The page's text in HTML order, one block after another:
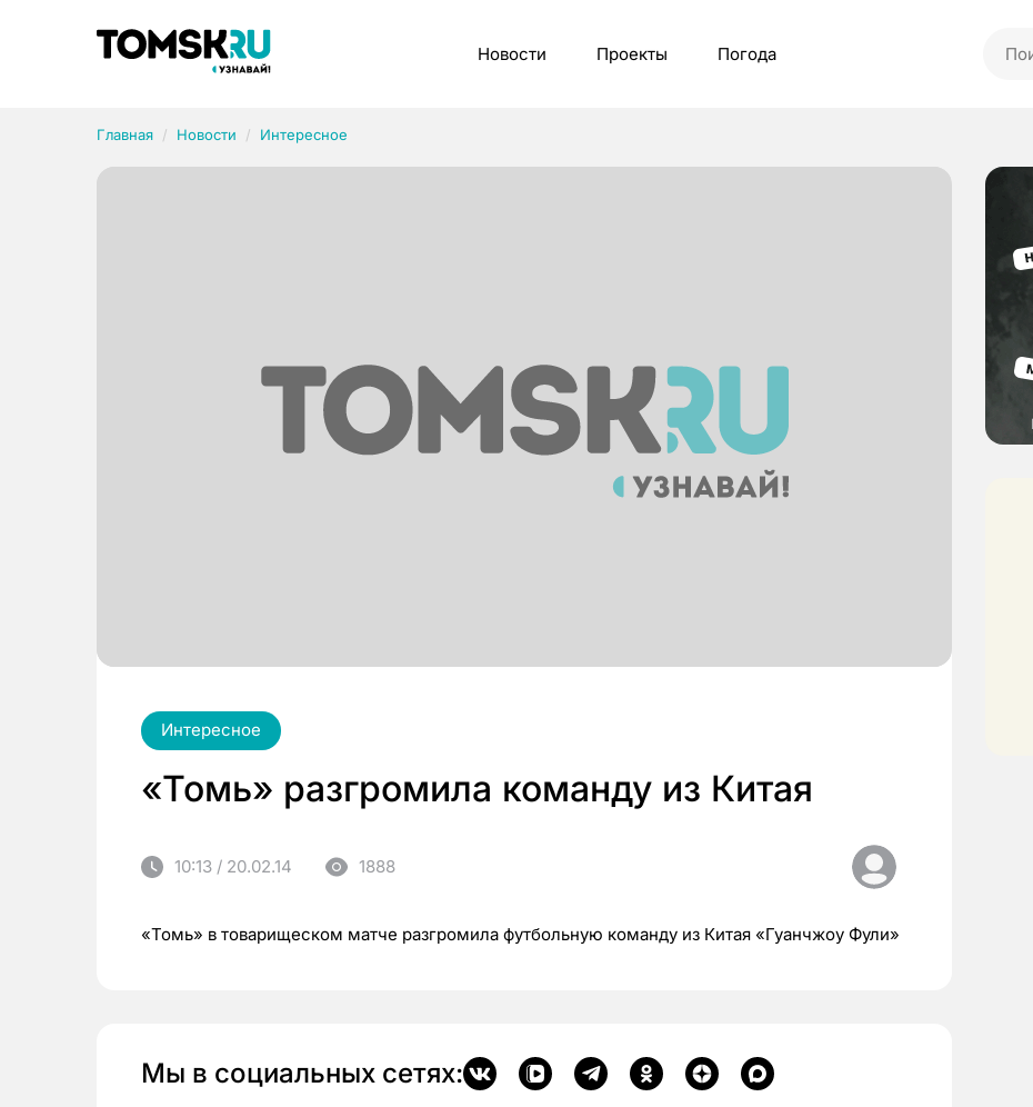
Новости Проекты Погода
Главная Новости Интересное
Интересное
«Томь» разгромила команду из Китая
10:13 / 20.02.14 1888
«Томь» в товарищеском матче разгромила футбольную команду из Китая «Гуанчжоу Фули»
Мы в социальных сетях:
Рубрики